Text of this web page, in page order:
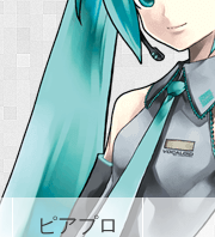
ピアプロ